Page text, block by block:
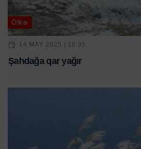
Ölkə
14 MAY 2025 | 16:35
Şahdağa qar yağır